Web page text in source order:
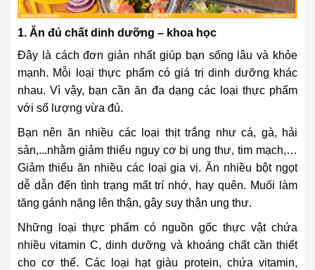
1. Ăn đủ chất dinh dưỡng – khoa học
Đây là cách đơn giản nhất giúp bạn sống lâu và khỏe
mạnh. Mỗi loại thực phẩm có giá trị dinh dưỡng khác
nhau. Vì vậy, bạn cần ăn đa dạng các loại thực phẩm
với số lượng vừa đủ.
Bạn nên ăn nhiều các loại thịt trắng như cá, gà, hải
sản,...nhằm giảm thiểu nguy cơ bị ung thư, tim mạch,…
Giảm thiểu ăn nhiều các loại gia vị. Ăn nhiều bột ngọt
dễ dẫn đến tình trạng mất trí nhớ, hay quên. Muối làm
tăng gánh nặng lên thận, gây suy thận ung thư.
Những loại thực phẩm có nguồn gốc thực vật chứa
nhiều vitamin C, dinh dưỡng và khoáng chất cần thiết
cho cơ thể. Các loại hạt giàu protein, chứa vitamin,